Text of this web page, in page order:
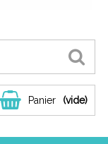
Panier (vide)